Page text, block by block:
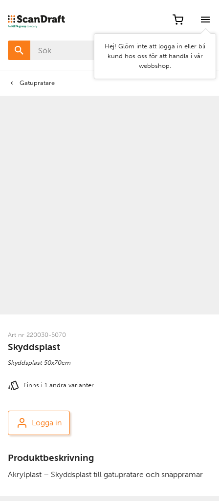
Hej! Glöm inte att logga in eller bli
kund hos oss för att handla i vår
webbshop.
Gatupratare
Art nr 220030-5070
Skyddsplast
Skyddsplast 50x70cm
Finns i 1 andra varianter
Logga in
Produktbeskrivning
Akrylplast – Skyddsplast till gatupratare och snäppramar
Filter
Färg